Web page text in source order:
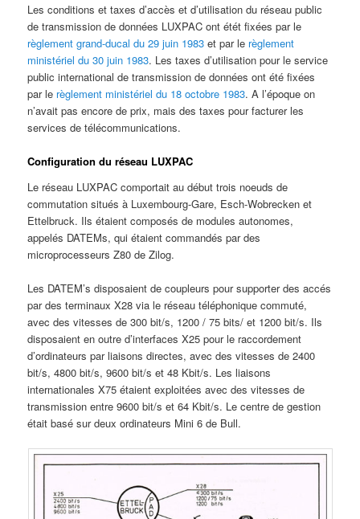
Les conditions et taxes d’accès et d’utilisation du réseau public
de transmission de données LUXPAC ont étét fixées par le
règlement grand-ducal du 29 juin 1983 et par le règlement
ministériel du 30 juin 1983. Les taxes d’utilisation pour le service
public international de transmission de données ont été fixées
par le règlement ministériel du 18 octobre 1983. A l’époque on
n’avait pas encore de prix, mais des taxes pour facturer les
services de télécommunications.
Configuration du réseau LUXPAC
Le réseau LUXPAC comportait au début trois noeuds de
commutation situés à Luxembourg-Gare, Esch-Wobrecken et
Ettelbruck. Ils étaient composés de modules autonomes,
appelés DATEMs, qui étaient commandés par des
microprocesseurs Z80 de Zilog.
Les DATEM’s disposaient de coupleurs pour supporter des accés
par des terminaux X28 via le réseau téléphonique commuté,
avec des vitesses de 300 bit/s, 1200 / 75 bits/ et 1200 bit/s. Ils
disposaient en outre d’interfaces X25 pour le raccordement
d’ordinateurs par liaisons directes, avec des vitesses de 2400
bit/s, 4800 bit/s, 9600 bit/s et 48 Kbit/s. Les liaisons
internationales X75 étaient exploitées avec des vitesses de
transmission entre 9600 bit/s et 64 Kbit/s. Le centre de gestion
était basé sur deux ordinateurs Mini 6 de Bull.